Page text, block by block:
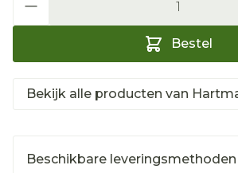
Bestel
Bekijk alle producten van
Beschikbare leveringsmethoden